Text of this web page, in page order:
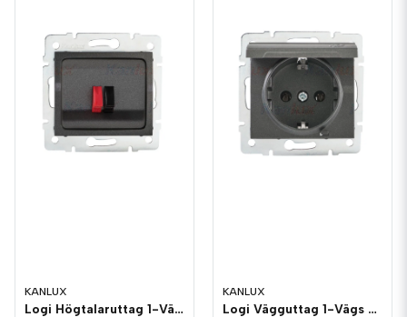
KANLUX
Logi Högtalaruttag 1-Vägs Grafit
KANLUX
Logi Vägguttag 1-Vägs Grafit IP44 med lock